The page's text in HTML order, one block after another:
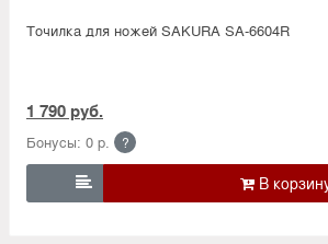
Точилка для ножей SAKURA SA-6604R
1 790 руб.
Бонусы: 0 р. ?
